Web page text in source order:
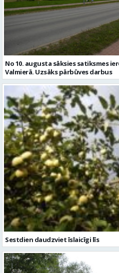
No 10. augusta sāksies satiksmes
Valmierā. Uzsāks pārbūves darbus
Sestdien daudzviet īslaicīgi līs